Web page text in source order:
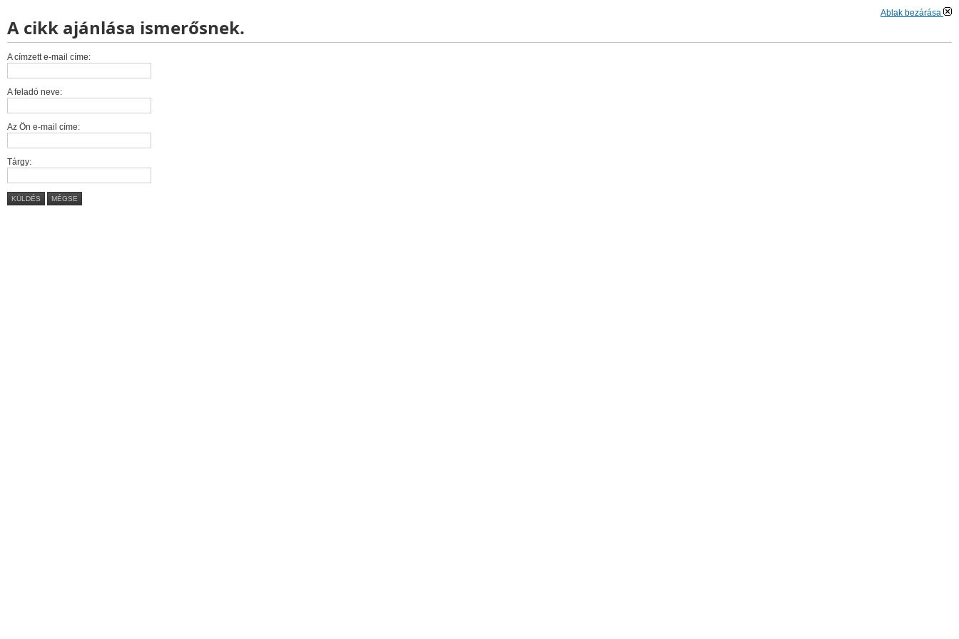
Ablak bezárása
A cikk ajánlása ismerősnek.
A címzett e-mail címe:
A feladó neve:
Az Ön e-mail címe:
Tárgy:
KÜLDÉS MÉGSE